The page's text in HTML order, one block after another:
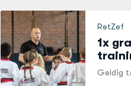
RetZef
1x
Geldig